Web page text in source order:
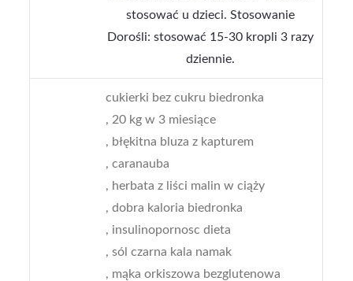
stosować u dzieci. Stosowanie
Dorośli: stosować 15-30 kropli 3 razy
dziennie.
cukierki bez cukru biedronka
, 20 kg w 3 miesiące
, błękitna bluza z kapturem
, caranauba
, herbata z liści malin w ciąży
, dobra kaloria biedronka
, insulinopornosc dieta
, sól czarna kala namak
, mąka orkiszowa bezglutenowa